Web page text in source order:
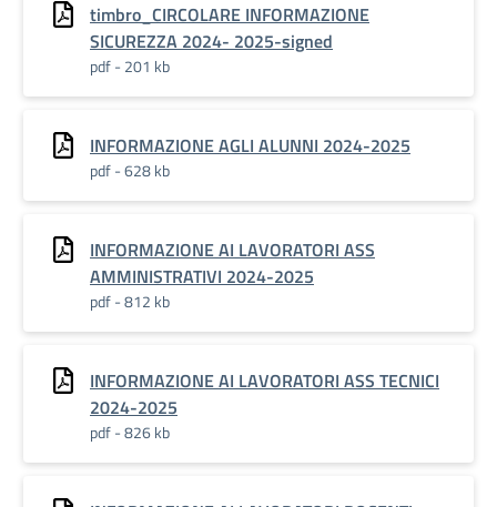
timbro_CIRCOLARE INFORMAZIONE
SICUREZZA 2024- 2025-signed
pdf - 201 kb
INFORMAZIONE AGLI ALUNNI 2024-2025
pdf - 628 kb
INFORMAZIONE AI LAVORATORI ASS
AMMINISTRATIVI 2024-2025
pdf - 812 kb
INFORMAZIONE AI LAVORATORI ASS TECNICI
2024-2025
pdf - 826 kb